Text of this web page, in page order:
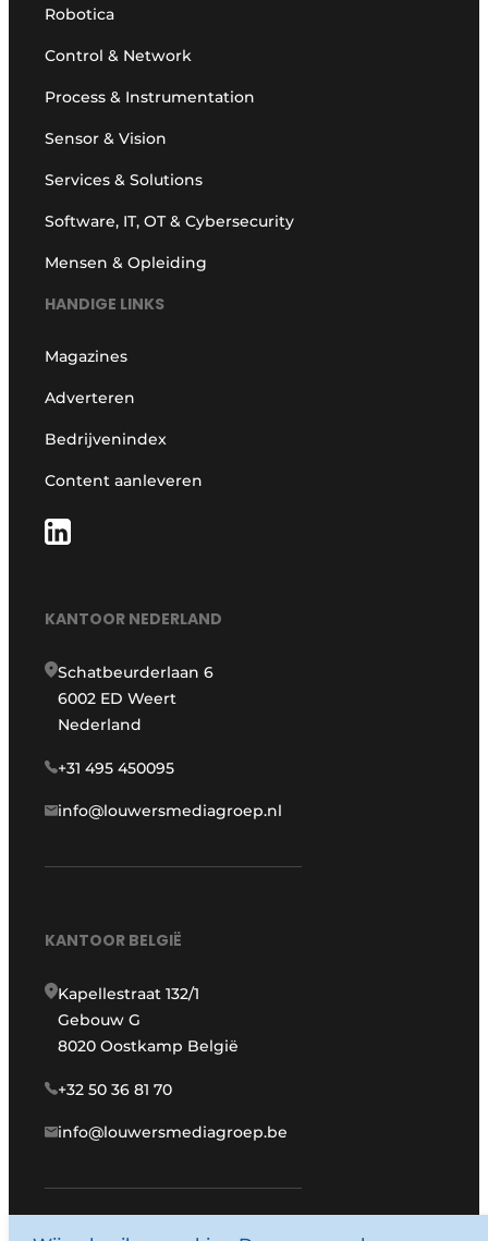
Robotica
Control & Network
Process & Instrumentation
Sensor & Vision
Services & Solutions
Software, IT, OT & Cybersecurity
Mensen & Opleiding
HANDIGE LINKS
Magazines
Adverteren
Bedrijvenindex
Content aanleveren
KANTOOR NEDERLAND
Schatbeurderlaan 6
6002 ED Weert
Nederland
+31 495 450095
info@louwersmediagroep.nl
KANTOOR BELGIË
Kapellestraat 132/1
Gebouw G
8020 Oostkamp België
+32 50 36 81 70
info@louwersmediagroep.be